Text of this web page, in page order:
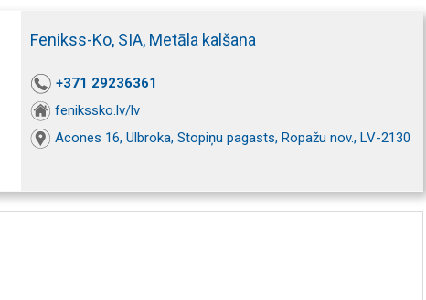
Fenikss-Ko, SIA, Metāla kalšana
+371 29236361
fenikssko.lv/lv
Acones 16, Ulbroka, Stopiņu pagasts, Ropažu nov., LV-2130